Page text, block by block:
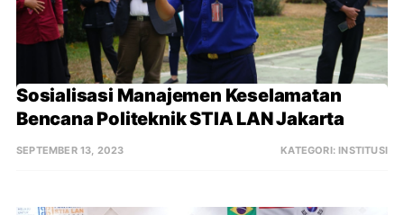
Sosialisasi Manajemen Keselamatan
Bencana Politeknik STIA LAN Jakarta
SEPTEMBER 13, 2023 KATEGORI:INSTITUSI